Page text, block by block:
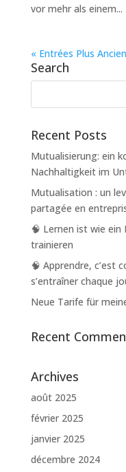
vor mehr als einem...
« Entrées Plus
Search
Recent Posts
Mutualisierung: ein
Nachhaltigkeit im
Mutualisation : un
partagée en
🧠 Lernen ist wie ein
trainieren
🧠 Apprendre, c’est
s’entraîner chaque
Neue Tarife für
Recent
Archives
août 2025
février 2025
janvier 2025
décembre 2024